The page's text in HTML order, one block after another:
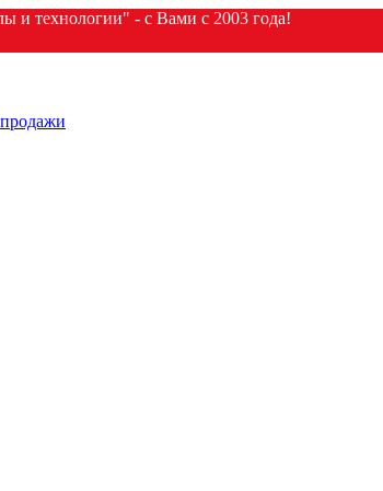
и технологии" - с Вами с 2003 года!